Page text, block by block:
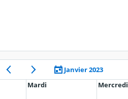
Janvier 2023
Mardi Mercredi